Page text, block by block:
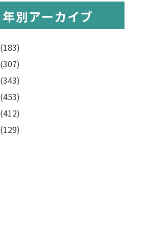
年別アーカイブ
(183)
(307)
(343)
(453)
(412)
(129)